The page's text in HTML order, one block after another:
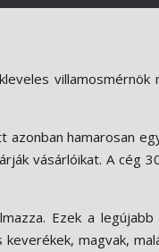
hamarosan
vásárlóikat. A cég
Ezek a legújabb
magvak,